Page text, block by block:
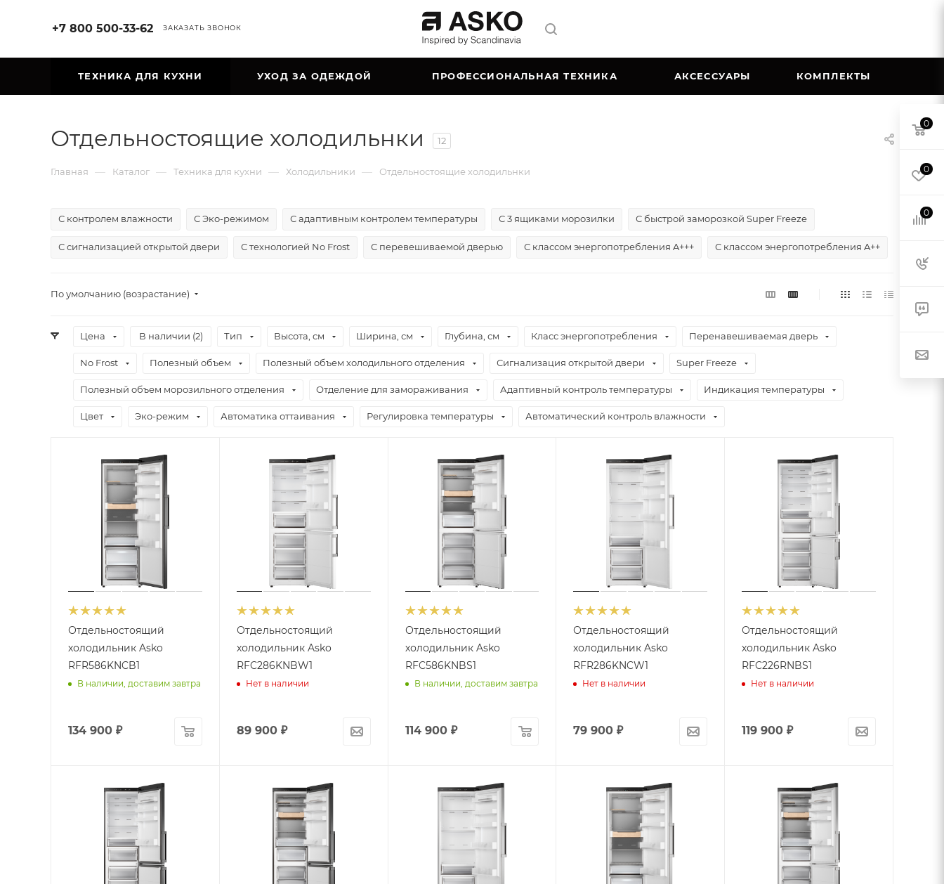
+7 800 500-33-62 ЗАКАЗАТЬ ЗВОНОК
ТЕХНИКА ДЛЯ КУХНИ УХОД ЗА ОДЕЖДОЙ ПРОФЕССИОНАЛЬНАЯ ТЕХНИКА АКСЕССУАРЫ КОМПЛЕКТЫ
Отдельностоящие холодильнки 12
Главная — Каталог — Техника для кухни — Холодильники — Отдельностоящие холодильнки
С контролем влажности С Эко-режимом С адаптивным контролем температуры С 3 ящиками морозилки С быстрой заморозкой Super Freeze
С сигнализацией открытой двери С технологией No Frost С перевешиваемой дверью С классом энергопотребления A+++ С классом энергопотребления A++
По умолчанию (возрастание)
Цена В наличии (2) Тип Высота, см Ширина, см Глубина, см Класс энергопотребления Перенавешиваемая дверь
No Frost Полезный объем Полезный объем холодильного отделения Сигнализация открытой двери Super Freeze
Полезный объем морозильного отделения Отделение для замораживания Адаптивный контроль температуры Индикация температуры
Цвет Эко-режим Автоматика оттаивания Регулировка температуры Автоматический контроль влажности
Отдельностоящий
холодильник Asko
RFR586KNCB1
В наличии, доставим завтра
134 900 ₽
Отдельностоящий
холодильник Asko
RFC286KNBW1
Нет в наличии
89 900₽
Отдельностоящий
холодильник Asko
RFC586KNBS1
В наличии, доставим завтра
114 900₽
Отдельностоящий
холодильник Asko
RFR286KNCW1
Нет в наличии
79 900 ₽
Отдельностоящий
холодильник Asko
RFC226RNBS1
Нет в наличии
119 900 ₽
0
0
0